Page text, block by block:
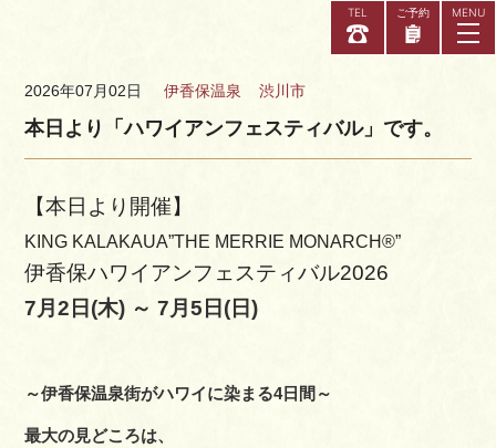
当館について
アクセス
お知らせ
お問い合わせ
2026年07月02日 伊香保温泉 渋川市
本日より「ハワイアンフェスティバル」です。
【本日より開催】
KING KALAKAUA”THE MERRIE MONARCH®”
伊香保ハワイアンフェスティバル2026
7月2日(木) ～ 7月5日(日)
～伊香保温泉街がハワイに染まる4日間～
最大の見どころは、
TEL ご予約